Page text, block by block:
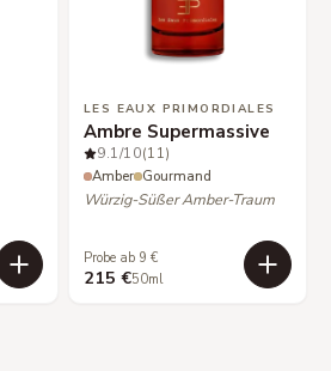
LES EAUX PRIMORDIALES
Ambre Supermassive
9.1/10(11)
Amber Gourmand
Würzig-Süßer Amber-Traum
Probe ab 9 €
215 €50ml